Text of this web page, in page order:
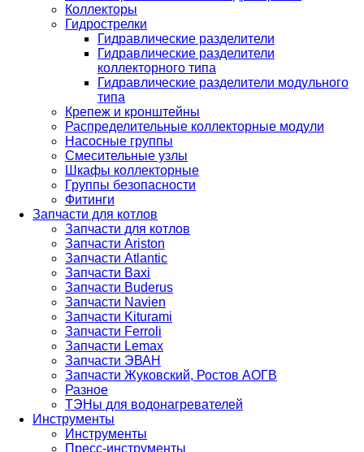
Коллекторы
Гидрострелки
Гидравлические разделители
Гидравлические разделители
коллекторного типа
Гидравлические разделители модульного
типа
Крепеж и кронштейны
Распределительные коллекторные модули
Насосные группы
Смесительные узлы
Шкафы коллекторные
Группы безопасности
Фитинги
Запчасти для котлов
Запчасти для котлов
Запчасти Ariston
Запчасти Atlantic
Запчасти Baxi
Запчасти Buderus
Запчасти Navien
Запчасти Kiturami
Запчасти Ferroli
Запчасти Lemax
Запчасти ЭВАН
Запчасти Жуковский, Ростов АОГВ
Разное
ТЭНы для водонагревателей
Инструменты
Инструменты
Пресс-инструменты